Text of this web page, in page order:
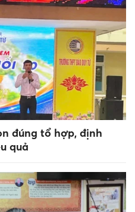
đúng tổ hợp, định
quả